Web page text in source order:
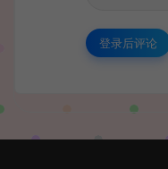
登录后评论